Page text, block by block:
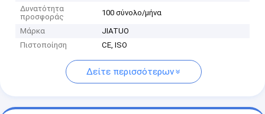
Δυνατότητα
προσφοράς
100 σύνολο/μήνα
Μάρκα
JIATUO
Πιστοποίηση
CE, ISO
Δείτε περισσότερων